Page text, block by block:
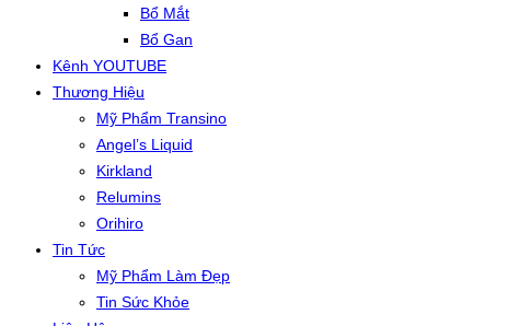
Bổ Mắt
Bổ Gan
Kênh YOUTUBE
Thương Hiệu
Mỹ Phẩm Transino
Angel’s Liquid
Kirkland
Relumins
Orihiro
Tin Tức
Mỹ Phẩm Làm Đẹp
Tin Sức Khỏe